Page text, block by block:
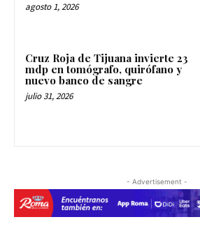
agosto 1, 2026
Cruz Roja de Tijuana invierte 23
mdp en tomógrafo, quirófano y
nuevo banco de sangre
julio 31, 2026
- Advertisement -